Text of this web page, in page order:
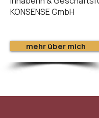
KONSENSE GmbH
mehr über mich